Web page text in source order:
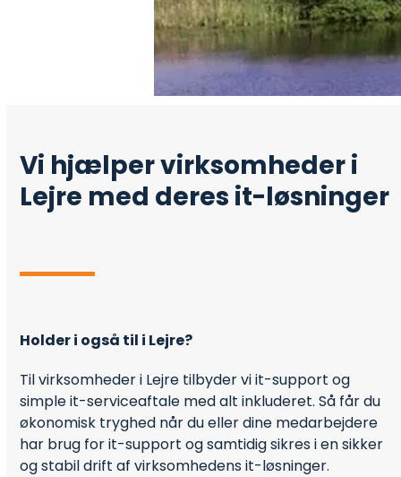
Vi hjælper virksomheder i
Lejre med deres it-løsninger
Holder i også til i Lejre?
Til virksomheder i Lejre tilbyder vi it-support og
simple it-serviceaftale med alt inkluderet. Så får du
økonomisk tryghed når du eller dine medarbejdere
har brug for it-support og samtidig sikres i en sikker
og stabil drift af virksomhedens it-løsninger.